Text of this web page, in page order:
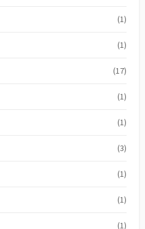
(1)
(1)
(17)
(1)
(1)
(3)
(1)
(1)
(1)